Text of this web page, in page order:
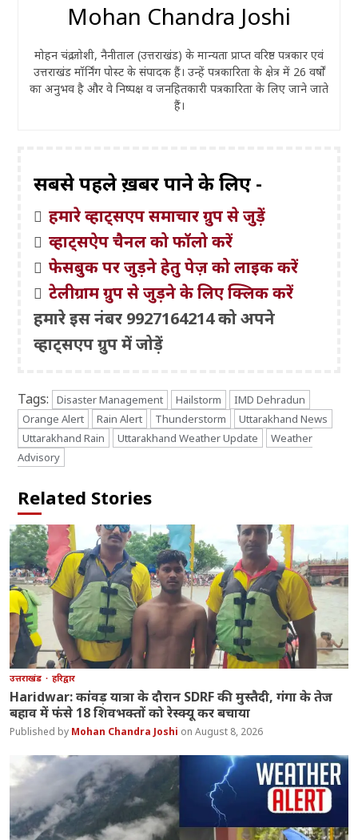
Mohan Chandra Joshi
मोहन चंद्र जोशी, नैनीताल (उत्तराखंड) के मान्यता प्राप्त वरिष्ठ पत्रकार एवं
उत्तराखंड मॉर्निंग पोस्ट के संपादक हैं। उन्हें पत्रकारिता के क्षेत्र में 26 वर्षों
का अनुभव है और वे निष्पक्ष व जनहितकारी पत्रकारिता के लिए जाने जाते
हैं।
सबसे पहले ख़बरें पाने के लिए -
हमारे व्हाट्सएप समाचार ग्रुप से जुड़ें
व्हाट्सऐप चैनल को फॉलो करें
फेसबुक पर जुड़ने हेतु पेज़ को लाइक करें
टेलीग्राम ग्रुप से जुड़ने के लिए क्लिक करें
हमारे इस नंबर 9927164214 को अपने
व्हाट्सएप ग्रुप में जोड़ें
Tags: Disaster Management Hailstorm
IMD Dehradun
Orange Alert
Rain Alert Thunderstorm
Uttarakhand News
Uttarakhand Rain
Uttarakhand Weather Update
Weather
Advisory
Related Stories
उत्तराखंड हरिद्वार
Haridwar: कांवड़ यात्रा के दौरान SDRF की मुस्तैदी, गंगा के तेज
बहाव में फंसे 18 शिवभक्तों को रेस्क्यू कर बचाया
Mohan Chandra Joshi August 8, 2026